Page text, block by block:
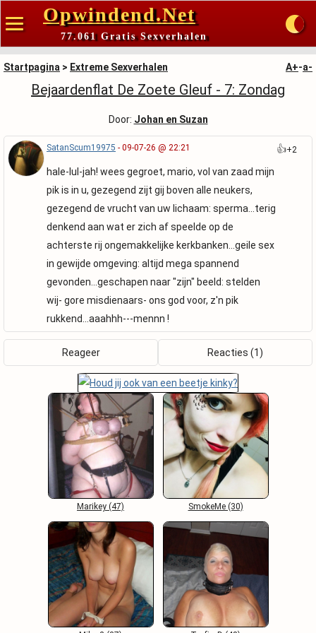
Opwindend.Net
77.061 Gratis Sexverhalen
Startpagina > Extreme Sexverhalen A+-a-
Bejaardenflat De Zoete Gleuf - 7: Zondag
Door: Johan en Suzan
SatanScum19975 - 09-07-26 @ 22:21
hale-lul-jah! wees gegroet, mario, vol van zaad mijn
pik is in u, gezegend zijt gij boven alle neukers,
gezegend de vrucht van uw lichaam: sperma...terig
denkend aan wat er zich af speelde op de
achterste rij ongemakkelijke kerkbanken...geile sex
in gewijde omgeving: altijd mega spannend
gevonden...geschapen naar "zijn" beeld: stelden
wij- gore misdienaars- ons god voor, z'n pik
rukkend...aaahhh---mennn !
👍+2
Reageer Reacties (1)
Marikey (47) SmokeMe (30)